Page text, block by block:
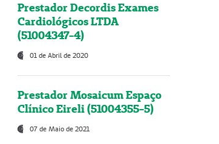
Prestador Decordis Exames
Cardiológicos LTDA
(51004347-4)
01 de Abril de 2020
Prestador Mosaicum Espaço
Clínico Eireli (51004355-5)
07 de Maio de 2021